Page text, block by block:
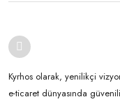
Kyrhos olarak, yenilikçi
e-ticaret dünyasında